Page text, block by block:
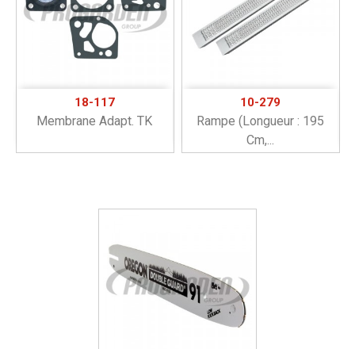
18-117
Membrane Adapt. TK
10-279
Rampe (longueur : 195
Cm,...